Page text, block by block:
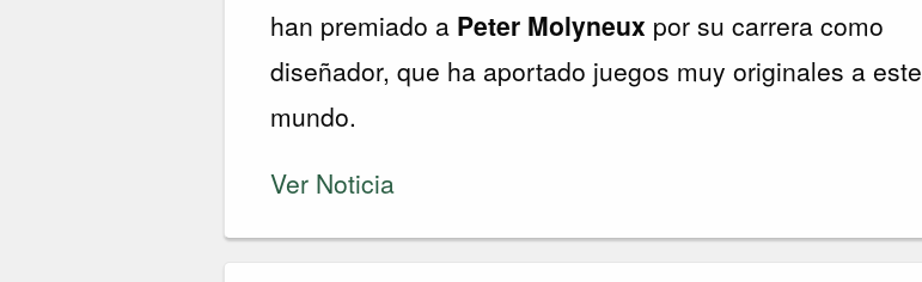
han premiado a Peter Molyneux por su carrera como
diseñador, que ha aportado juegos muy originales a este
mundo.
Ver Noticia